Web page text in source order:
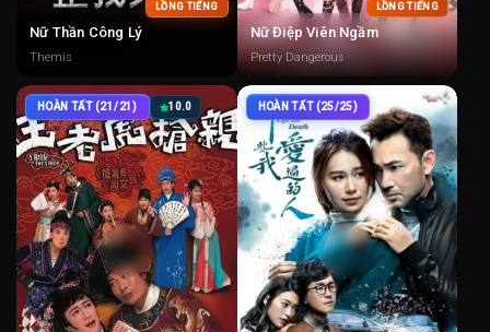
LỒNG TIẾNG
Nữ Thần Công Lý
Themis
LỒNG TIẾNG
Nữ Điệp Viên Ngầm
Pretty Dangerous
HOÀN TẤT (21/21) 10.0 HOÀN TẤT (25/25)